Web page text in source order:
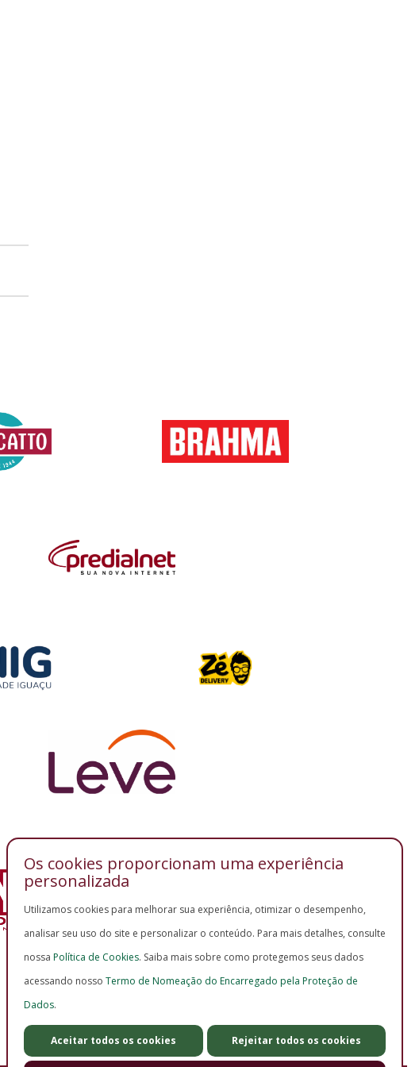
Os cookies proporcionam uma experiência
personalizada
Utilizamos cookies para melhorar sua experiência, otimizar o desempenho,
analisar seu uso do site e personalizar o conteúdo. Para mais detalhes, consulte
nossa Política de Cookies. Saiba mais sobre como protegemos seus dados
acessando nosso Termo de Nomeação do Encarregado pela Proteção de
Dados.
Aceitar todos os cookies Rejeitar todos os cookies